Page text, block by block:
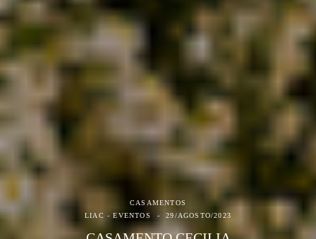
CASAMENTOS
LIAC - EVENTOS
29/AGOSTO/2023